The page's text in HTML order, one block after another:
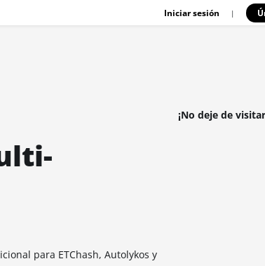
Iniciar sesión |
para ETChash, Autolykos y
¡No deje de